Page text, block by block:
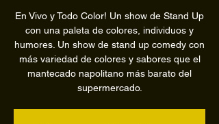
En Vivo y Todo Color! Un show de Stand Up
con una paleta de colores, individuos y
humores. Un show de stand up comedy con
más variedad de colores y sabores que el
mantecado napolitano más barato del
supermercado.